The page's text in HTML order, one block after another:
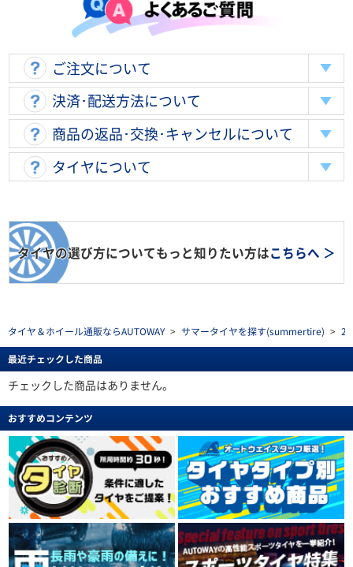
ご注文について
決済･配送方法について
商品の返品･交換･キャンセルについて
タイヤについて
タイヤの選び方についてもっと知りたい方はこちらへ ＞
タイヤ＆ホイール通販ならAUTOWAY > サマータイヤを探す(summertire) >
最近チェックした商品
チェックした商品はありません。
おすすめコンテンツ